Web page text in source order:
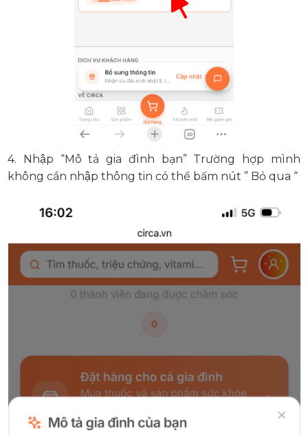
4. Nhập “Mô tả gia đình bạn” Trường hợp mình
không cần nhập thông tin có thể bấm nút ” Bỏ qua “